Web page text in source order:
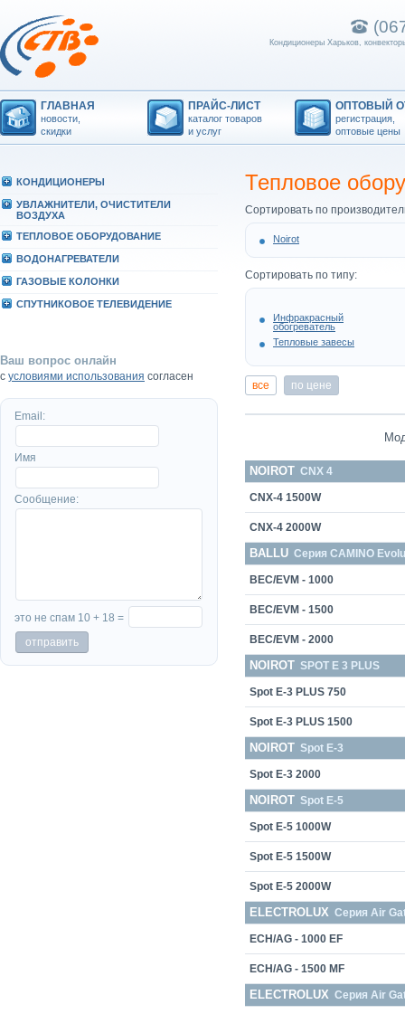
Кондиционеры Харьков,
ГЛАВНАЯ
новости,
скидки
ПРАЙС-ЛИСТ
каталог товаров
и услуг
ОПТОВЫЙ
регистрация,
оптовые цены
КОHДИЦИОHЕРЫ
УВЛАЖHИТЕЛИ, ОЧИСТИТЕЛИ
ВОЗДУХА
ТЕПЛОВОЕ ОБОРУДОВАHИЕ
ВОДОHАГРЕВАТЕЛИ
ГАЗОВЫЕ КОЛОHКИ
СПУТHИКОВОЕ ТЕЛЕВИДЕHИЕ
Ваш вопрос онлайн
с условиями использования согласен
Email:
Имя
Сообщение:
это не спам 10 + 18 =
Тепловое
Сортировать по
Noirot
Сортировать по типу:
Инфракрасный
обогреватель
Тепловые завесы
все по цене
NOIROT CNX 4
CNX-4 1500W
CNX-4 2000W
BALLU Cерия CAMINO
BEC/EVM - 1000
BEC/EVM - 1500
BEC/EVM - 2000
NOIROT SPOT E 3 PLUS
Spot E-3 PLUS 750
Spot E-3 PLUS 1500
NOIROT Spot E-3
Spot E-3 2000
NOIROT Spot E-5
Spot E-5 1000W
Spot E-5 1500W
Spot E-5 2000W
ELECTROLUX Серия Air
ECH/AG - 1000 EF
ECH/AG - 1500 MF
ELECTROLUX Серия Air